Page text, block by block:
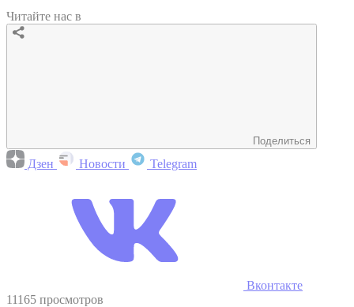
Читайте нас в
Поделиться
Дзен Новости Telegram
Вконтакте
11165 просмотров